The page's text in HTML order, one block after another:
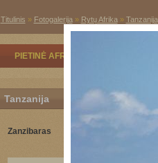
Titulinis » Fotogalerija » Rytų Afrika » Tanzanija
PIETINĖ AFRIKA
Tanzanija
Zanzibaras